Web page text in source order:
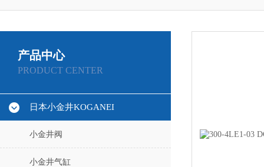
产品中心
PRODUCT CENTER
日本小金井KOGANEI
小金井阀
小金井气缸